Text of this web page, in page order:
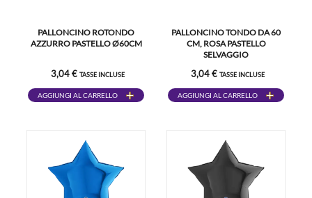
PALLONCINO ROTONDO
AZZURRO PASTELLO Ø60CM
3,04 € TASSE INCLUSE
AGGIUNGI AL CARRELLO
PALLONCINO TONDO DA 60
CM, ROSA PASTELLO
SELVAGGIO
3,04 € TASSE INCLUSE
AGGIUNGI AL CARRELLO